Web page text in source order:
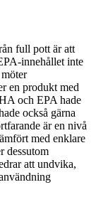
full pott är att
innehållet inte
en produkt med
och EPA hade
också gärna
är en nivå
med enklare
dessutom
att undvika,